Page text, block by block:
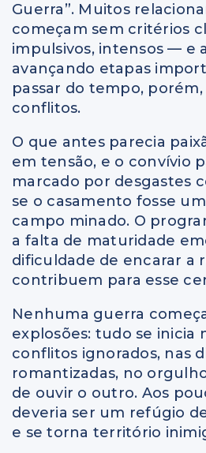
Guerra”. Muitos
começam sem critérios
impulsivos, intensos — e
avançando etapas
passar do tempo,
conflitos.
O que antes parecia
em tensão, e o convívio
marcado por desgastes
se o casamento fosse
campo minado. O
a falta de maturidade
dificuldade de encarar a
contribuem para esse
Nenhuma guerra
explosões: tudo se inicia
conflitos ignorados, nas
romantizadas, no
de ouvir o outro. Aos
deveria ser um refúgio
e se torna território